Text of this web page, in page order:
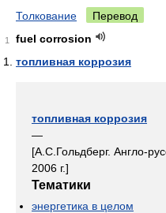
Толкование Перевод
1
fuel corrosion
топливная коррозия
топливная коррозия
—
[А.С.Гольдберг. Англо-
2006 г.]
Тематики
энергетика в целом